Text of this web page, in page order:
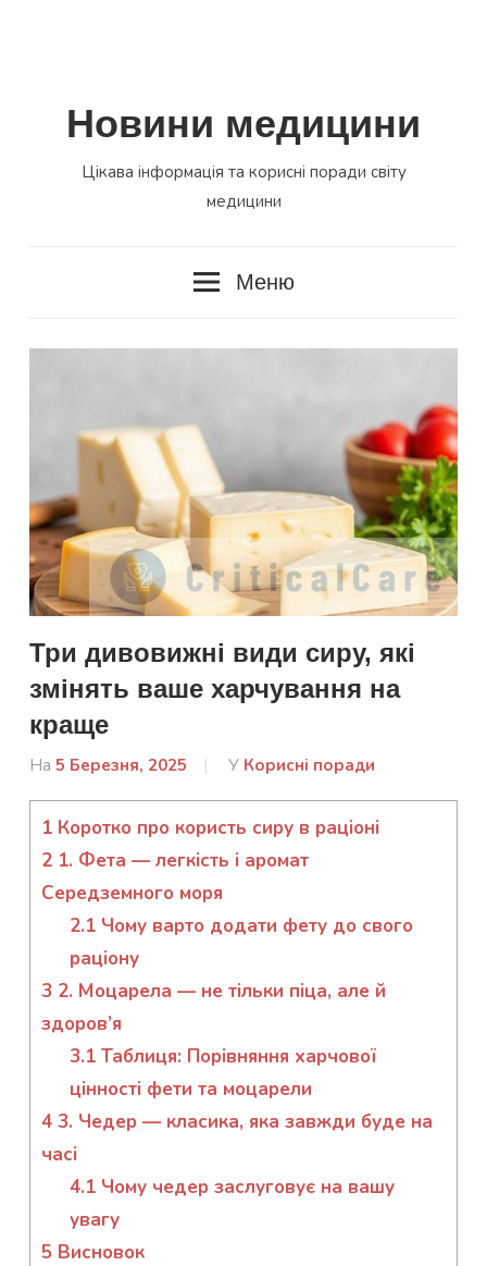
Новини медицини
Цікава інформація та корисні поради світу
медицини
Меню
Три дивовижні види сиру, які
змінять ваше харчування на
краще
На 5 Березня, 2025
Від
У Корисні поради
1 Коротко про користь сиру в раціоні
2 1. Фета — легкість і аромат
Середземного моря
2.1Чому варто додати фету до свого
раціону
3 2. Моцарела — не тільки піца, але й
здоров’я
3.1Таблиця: Порівняння харчової
цінності фети та моцарели
4 3. Чедер — класика, яка завжди буде на
часі
4.1Чому чедер заслуговує на вашу
увагу
5 Висновок